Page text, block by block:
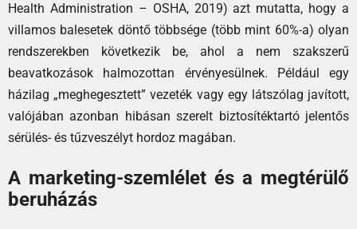
Health Administration – OSHA, 2019) azt mutatta, hogy a
villamos balesetek döntő többsége (több mint 60%-a) olyan
rendszerekben következik be, ahol a nem szakszerű
beavatkozások halmozottan érvényesülnek. Például egy
házilag „meghegesztett” vezeték vagy egy látszólag javított,
valójában azonban hibásan szerelt biztosítéktartó jelentős
sérülés- és tűzveszélyt hordoz magában.
A marketing-szemlélet és a megtérülő
beruházás